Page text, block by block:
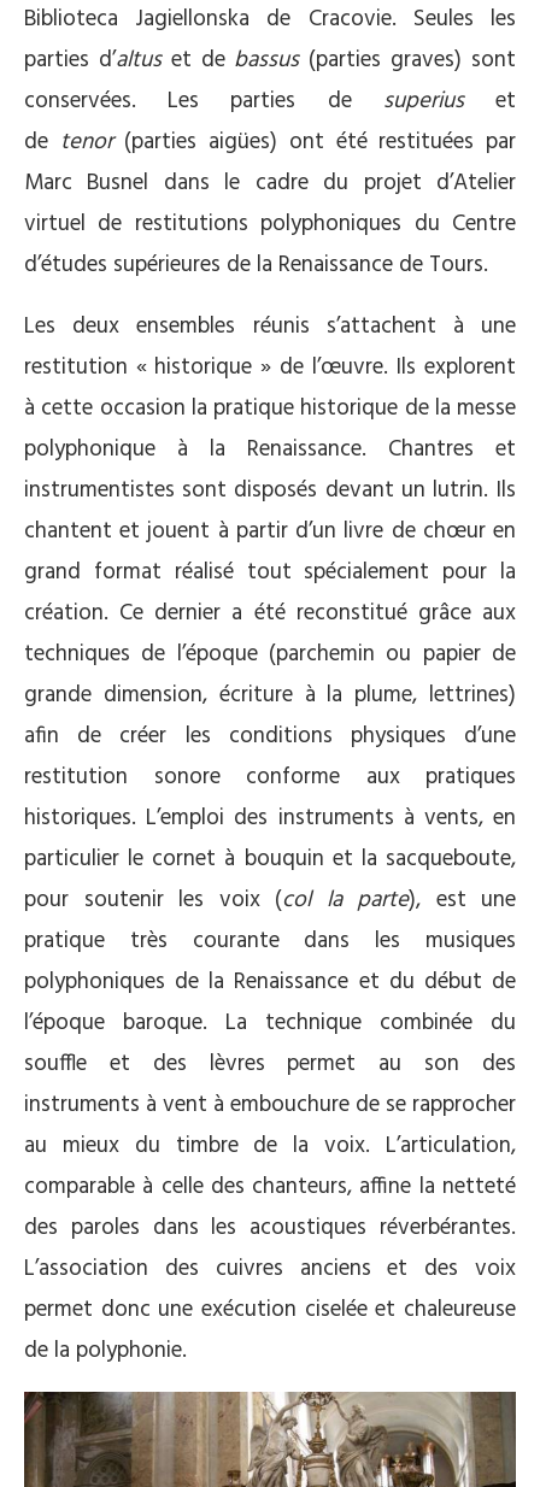
Biblioteca Jagiellonska de Cracovie. Seules les
parties d’altus et de bassus(parties graves) sont
conservées. Les parties de superiuset
de tenor(parties aigües) ont été restituées par
Marc Busnel dans le cadre du projet d’Atelier
virtuel de restitutions polyphoniques du Centre
d’études supérieures de la Renaissance de Tours.
Les deux ensembles réunis s’attachent à une
restitution « historique » de l’œuvre. Ils explorent
à cette occasion la pratique historique de la messe
polyphonique à la Renaissance. Chantres et
instrumentistes sont disposés devant un lutrin. Ils
chantent et jouent à partir d’un livre de chœur en
grand format réalisé tout spécialement pour la
création. Ce dernier a été reconstitué grâce aux
techniques de l’époque (parchemin ou papier de
grande dimension, écriture à la plume, lettrines)
afin de créer les conditions physiques d’une
restitution sonore conforme aux pratiques
historiques. L’emploi des instruments à vents, en
particulier le cornet à bouquin et la sacqueboute,
pour soutenir les voix (col la parte), est une
pratique très courante dans les musiques
polyphoniques de la Renaissance et du début de
l’époque baroque. La technique combinée du
souffle et des lèvres permet au son des
instruments à vent à embouchure de se rapprocher
au mieux du timbre de la voix. L’articulation,
comparable à celle des chanteurs, affine la netteté
des paroles dans les acoustiques réverbérantes.
L’association des cuivres anciens et des voix
permet donc une exécution ciselée et chaleureuse
de la polyphonie.